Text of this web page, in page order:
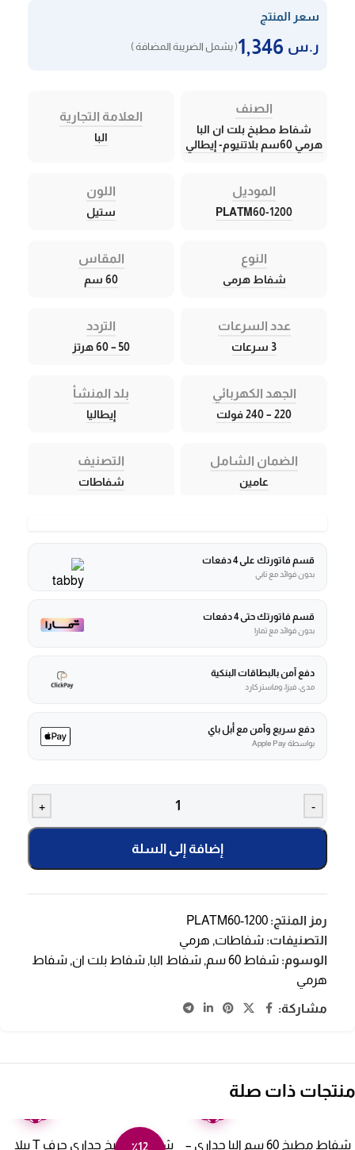
سعر المنتج
ر.س ( يشمل الضريبة المضافة )
الصنف
شفاط مطبخ بلت ان البا
هرمي 60سم بلاتنيوم- إيطالي
العلامة التجارية
البا
الموديل
PLATM60-1200
اللون
ستيل
النوع
شفاط هرمى
المقاس
60 سم
عدد السرعات
3 سرعات
التردد
50 – 60 هرتز
الجهد الكهربائي
220 – 240 فولت
بلد المنشأ
إيطاليا
الضمان الشامل
عامين
التصنيف
شفاطات
قسم فاتورتك على 4 دفعات
بدون فوائد مع تابي
قسم فاتورتك حتى 4 دفعات
بدون فوائد مع تمارا
دفع آمن بالبطاقات البنكية
مدى، فيزا، وماستركارد
دفع سريع وآمن مع أبل باي
بواسطة Apple Pay
-
+
إضافة إلى السلة
رمز المنتج: PLATM60-1200
التصنيفات: شفاطات, هرمي
الوسوم: شفاط 60 سم , شفاط البا, شفاط بلت ان, شفاط
هرمي
مشاركة:
منتجات ذات صلة
شفاط مطبخ 60 سم البا جداري –
٪12
شفاط مطبخ جداري حرف T بيلا